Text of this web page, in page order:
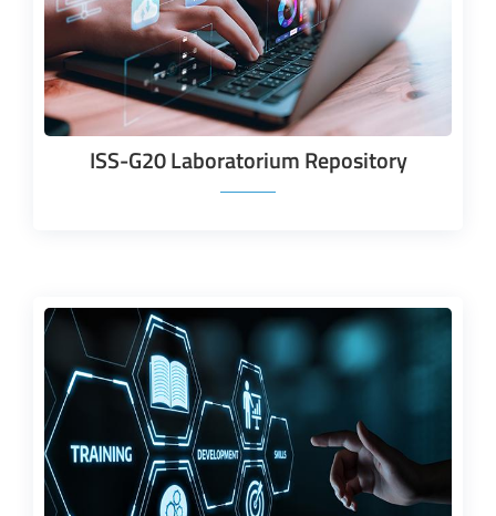
ISS-G20 Laboratorium Repository